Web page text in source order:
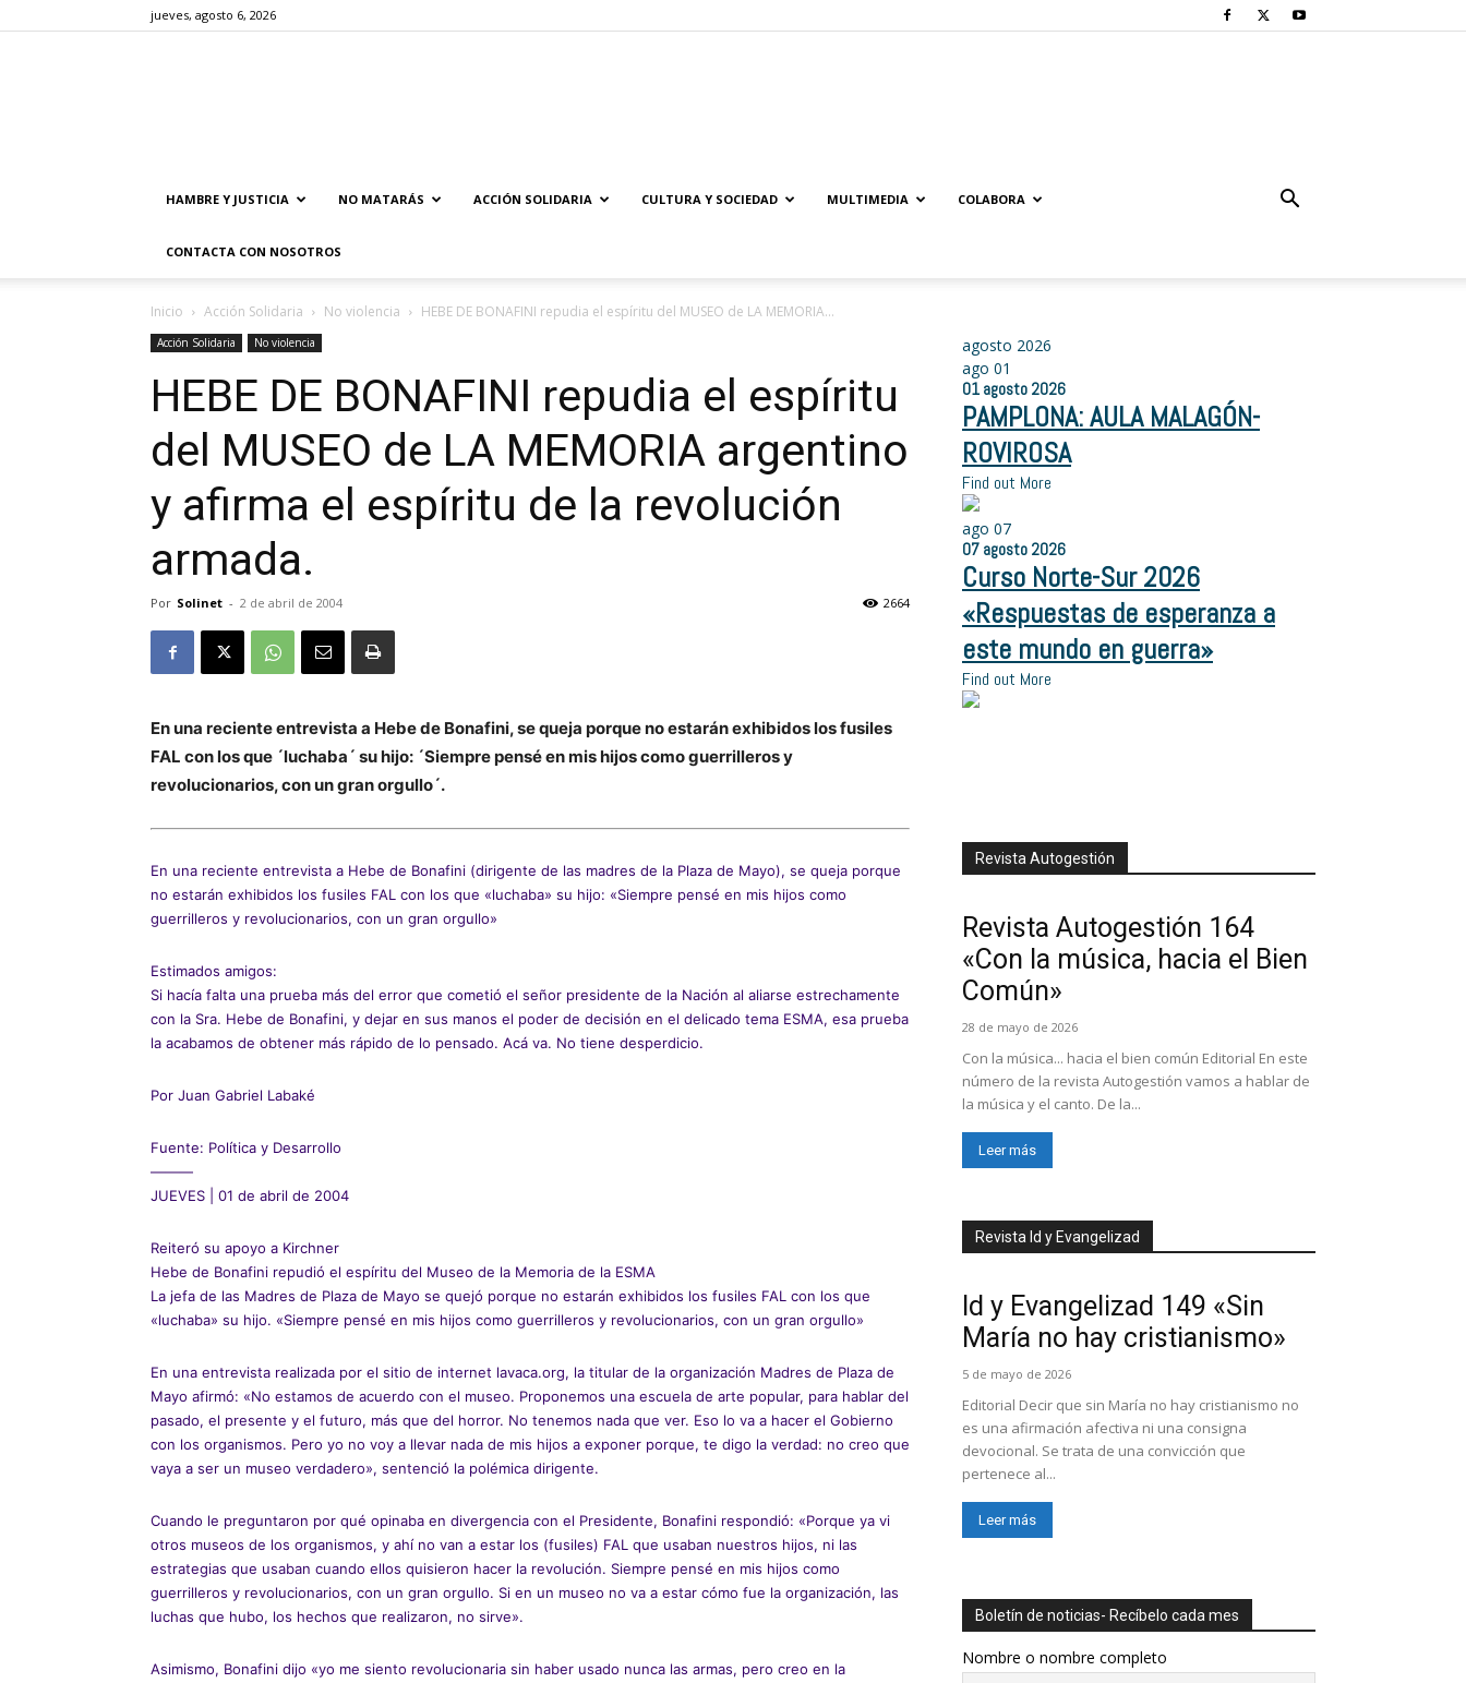
jueves, agosto 6, 2026
HAMBRE Y JUSTICIA NO MATARÁS ACCIÓN SOLIDARIA CULTURA Y SOCIEDAD MULTIMEDIA COLABORA
CONTACTA CON NOSOTROS
Inicio Acción Solidaria No violencia HEBE DE BONAFINI repudia el espíritu del MUSEO de LA MEMORIA...
Acción Solidaria No violencia
HEBE DE BONAFINI repudia el espíritu
del MUSEO de LA MEMORIA argentino
y afirma el espíritu de la revolución
armada.
Por Solinet - 2 de abril de 2004 2664
En una reciente entrevista a Hebe de Bonafini, se queja porque no estarán exhibidos los fusiles
FAL con los que ´luchaba´ su hijo: ´Siempre pensé en mis hijos como guerrilleros y
revolucionarios, con un gran orgullo´.
En una reciente entrevista a Hebe de Bonafini (dirigente de las madres de la Plaza de Mayo), se queja porque
no estarán exhibidos los fusiles FAL con los que «luchaba» su hijo: «Siempre pensé en mis hijos como
guerrilleros y revolucionarios, con un gran orgullo»
Estimados amigos:
Si hacía falta una prueba más del error que cometió el señor presidente de la Nación al aliarse estrechamente
con la Sra. Hebe de Bonafini, y dejar en sus manos el poder de decisión en el delicado tema ESMA, esa prueba
la acabamos de obtener más rápido de lo pensado. Acá va. No tiene desperdicio.
Por Juan Gabriel Labaké
Fuente: Política y Desarrollo
———
JUEVES | 01 de abril de 2004
Reiteró su apoyo a Kirchner
Hebe de Bonafini repudió el espíritu del Museo de la Memoria de la ESMA
La jefa de las Madres de Plaza de Mayo se quejó porque no estarán exhibidos los fusiles FAL con los que
«luchaba» su hijo. «Siempre pensé en mis hijos como guerrilleros y revolucionarios, con un gran orgullo»
En una entrevista realizada por el sitio de internet lavaca.org, la titular de la organización Madres de Plaza de
Mayo afirmó: «No estamos de acuerdo con el museo. Proponemos una escuela de arte popular, para hablar del
pasado, el presente y el futuro, más que del horror. No tenemos nada que ver. Eso lo va a hacer el Gobierno
con los organismos. Pero yo no voy a llevar nada de mis hijos a exponer porque, te digo la verdad: no creo que
vaya a ser un museo verdadero», sentenció la polémica dirigente.
Cuando le preguntaron por qué opinaba en divergencia con el Presidente, Bonafini respondió: «Porque ya vi
otros museos de los organismos, y ahí no van a estar los (fusiles) FAL que usaban nuestros hijos, ni las
estrategias que usaban cuando ellos quisieron hacer la revolución. Siempre pensé en mis hijos como
guerrilleros y revolucionarios, con un gran orgullo. Si en un museo no va a estar cómo fue la organización, las
luchas que hubo, los hechos que realizaron, no sirve».
Asimismo, Bonafini dijo «yo me siento revolucionaria sin haber usado nunca las armas, pero creo en la
agosto 2026
ago 01
01 agosto 2026
PAMPLONA: AULA MALAGÓN-
ROVIROSA
Find out More
ago 07
07 agosto 2026
Curso Norte-Sur 2026
«Respuestas de esperanza a
este mundo en guerra»
Find out More
Revista Autogestión
Revista Autogestión 164
«Con la música, hacia el Bien
Común»
28 de mayo de 2026
Con la música... hacia el bien común Editorial En este
número de la revista Autogestión vamos a hablar de
la música y el canto. De la...
Leer más
Revista Id y Evangelizad
Id y Evangelizad 149 «Sin
María no hay cristianismo»
5 de mayo de 2026
Editorial Decir que sin María no hay cristianismo no
es una afirmación afectiva ni una consigna
devocional. Se trata de una convicción que
pertenece al...
Leer más
Boletín de noticias- Recíbelo cada mes
Nombre o nombre completo